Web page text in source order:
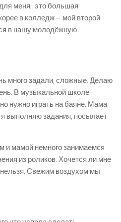
меня, ­ это большая
в колледж – мой второй
в нашу молодёжную
много задали, сложные. Делаю
В музыкальной школе
нужно играть на баяне. Мама
я выполняю задания, посылает
мамой немного занимаемся
из роликов. Хочется ли мне
нельзя. Свежим воздухом мы